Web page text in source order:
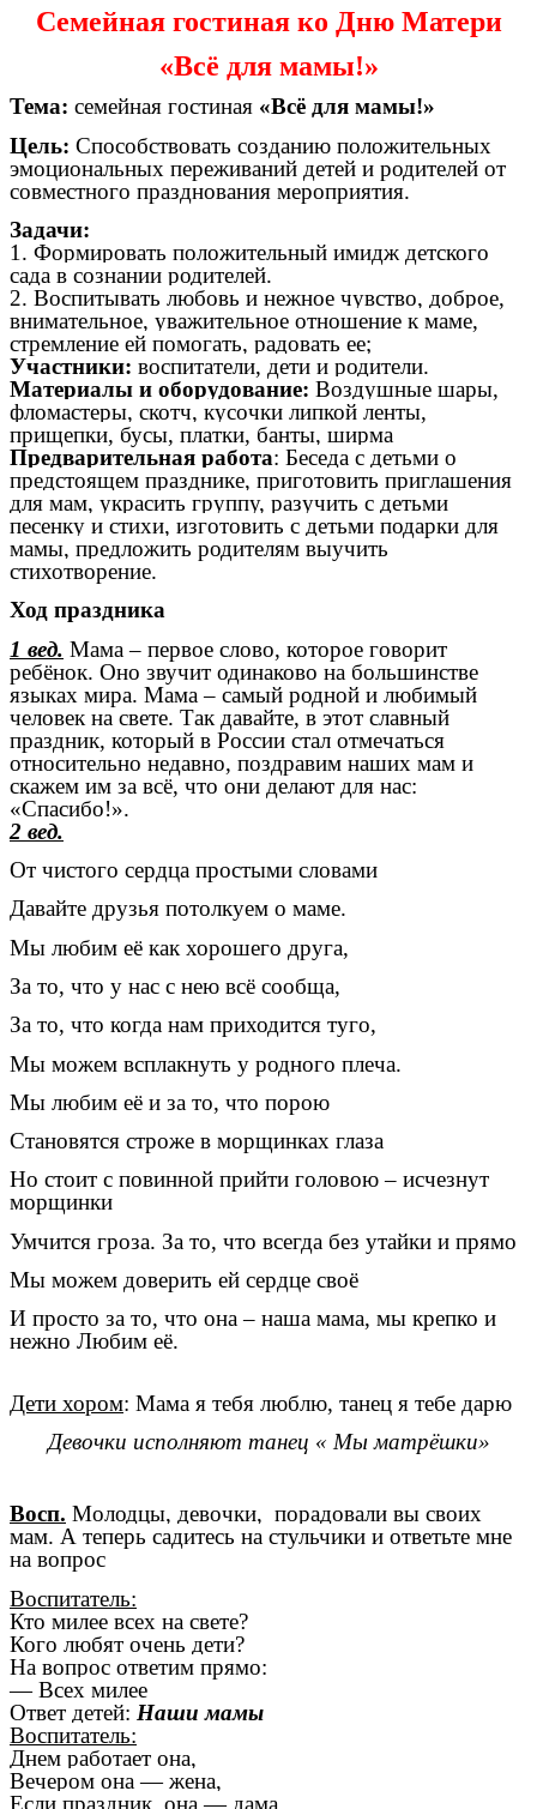
Семейная гостиная ко Дню Матери
«Всё для мамы!»
Тема: семейная гостиная «Всё для мамы!»
Цель: Способствовать созданию положительных
эмоциональных переживаний детей и родителей от
совместного празднования мероприятия.
Задачи:
1. Формировать положительный имидж детского
сада в сознании родителей.
2. Воспитывать любовь и нежное чувство, доброе,
внимательное, уважительное отношение к маме,
стремление ей помогать, радовать ее;
Участники: воспитатели, дети и родители.
Материалы и оборудование: Воздушные шары,
фломастеры, скотч, кусочки липкой ленты,
прищепки, бусы, платки, банты, ширма
Предварительная работа: Беседа с детьми о
предстоящем празднике, приготовить приглашения
для мам, украсить группу, разучить с детьми
песенку и стихи, изготовить с детьми подарки для
мамы, предложить родителям выучить
стихотворение.
Ход праздника
1 вед. Мама – первое слово, которое говорит
ребёнок. Оно звучит одинаково на большинстве
языках мира. Мама – самый родной и любимый
человек на свете. Так давайте, в этот славный
праздник, который в России стал отмечаться
относительно недавно, поздравим наших мам и
скажем им за всё, что они делают для нас:
«Спасибо!».
2 вед.
От чистого сердца простыми словами
Давайте друзья потолкуем о маме.
Мы любим её как хорошего друга,
За то, что у нас с нею всё сообща,
За то, что когда нам приходится туго,
Мы можем всплакнуть у родного плеча.
Мы любим её и за то, что порою
Становятся строже в морщинках глаза
Но стоит с повинной прийти головою – исчезнут
морщинки
Умчится гроза. За то, что всегда без утайки и прямо
Мы можем доверить ей сердце своё
И просто за то, что она – наша мама, мы крепко и
нежно Любим её.
Дети хором: Мама я тебя люблю, танец я тебе дарю
Девочки исполняют танец « Мы матрёшки»
Восп. Молодцы, девочки, порадовали вы своих
мам. А теперь садитесь на стульчики и ответьте мне
на вопрос
Воспитатель:
Кто милее всех на свете?
Кого любят очень дети?
На вопрос ответим прямо:
— Всех милее
Ответ детей: Наши мамы
Воспитатель:
Днем работает она,
Вечером она — жена,
Если праздник, она — дама,